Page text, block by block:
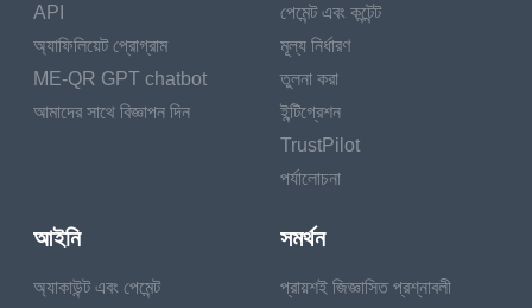
API
অ্যাফিলিয়েট প্রোগ্রাম
ME-QR GPT chatbot
আমাদের সাথে বিজ্ঞাপন দিন
পেমেন্ট এবং কন্টেন্ট
মূল্য নির্ধারণ
তুলনা করা
ইন্টিগ্রেশন
TrustPilot
পর্যালোচনা
আইনি
অ্যাকাউন্ট এবং পেমেন্ট
সমর্থন
প্রায়শই জিজ্ঞাসিত প্রশ্নাবলী